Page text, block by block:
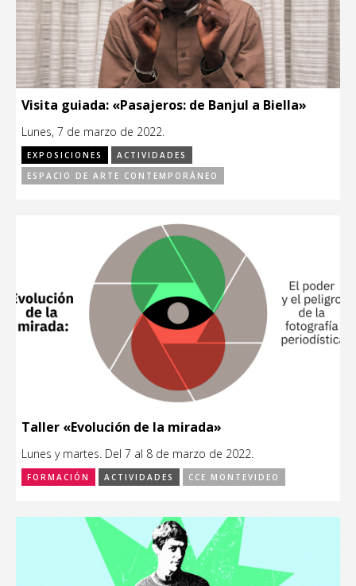
Visita guiada: «Pasajeros: de Banjul a Biella»
Lunes, 7 de marzo de 2022.
EXPOSICIONES
ACTIVIDADES
ESPACIO DE ARTE CONTEMPORÁNEO
Taller «Evolución de la mirada»
Lunes y martes. Del 7 al 8 de marzo de 2022.
FORMACIÓN ACTIVIDADES CCE MONTEVIDEO